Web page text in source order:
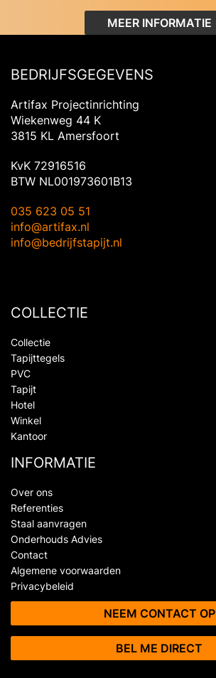
MEER INFORMATIE
BEDRIJFSGEGEVENS
Artifax Projectinrichting
Wiekenweg 44 K
3815 KL Amersfoort
KvK 72916516
BTW NL001973601B13
035 623 05 51
info@artifax.nl
info@bedrijfstapijt.nl
COLLECTIE
Collectie
Tapijttegels
PVC
Tapijt
Hotel
Winkel
Kantoor
INFORMATIE
Over ons
Referenties
Staal aanvragen
Onderhouds Advies
Contact
Algemene voorwaarden
Privacybeleid
NEEM CONTACT OP
BEL ME DIRECT